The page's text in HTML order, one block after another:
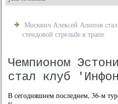
Москвич Алексей Алипов
стендовой стрельбе в трапе
Чемпионом
стал клуб
В сегодняшнем последнем, 36-м